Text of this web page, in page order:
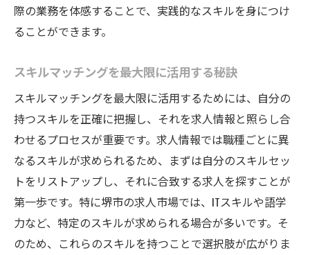
際の業務を体感することで、実践的なスキルを身につけ
ることができます。
スキルマッチングを最大限に活用する秘訣
スキルマッチングを最大限に活用するためには、自分の
持つスキルを正確に把握し、それを求人情報と照らし合
わせるプロセスが重要です。求人情報では職種ごとに異
なるスキルが求められるため、まずは自分のスキルセッ
トをリストアップし、それに合致する求人を探すことが
第一歩です。特に堺市の求人市場では、ITスキルや語学
力など、特定のスキルが求められる場合が多いです。そ
のため、これらのスキルを持つことで選択肢が広がりま